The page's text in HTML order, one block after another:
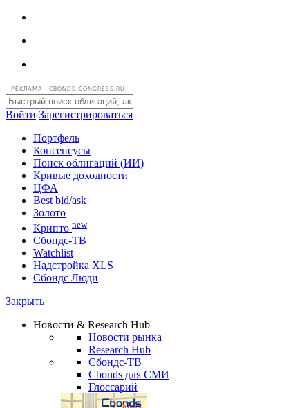
РЕКЛАМА • CBONDS-CONGRESS.RU
Войти Зарегистрироваться
Портфель
Консенсусы
Поиск облигаций (ИИ)
Кривые доходности
ЦФА
Best bid/ask
Золото
Криптоnew
Сбондс-ТВ
Надстройка XLS
Сбондс Люди
Новости & Research Hub
Новости рынка
Research Hub
Сбондс-ТВ